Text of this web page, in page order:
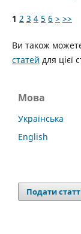
1 2 3 4 5 6 > >>
Ви також
статей для цієї
Мова
Українська
English
Подати